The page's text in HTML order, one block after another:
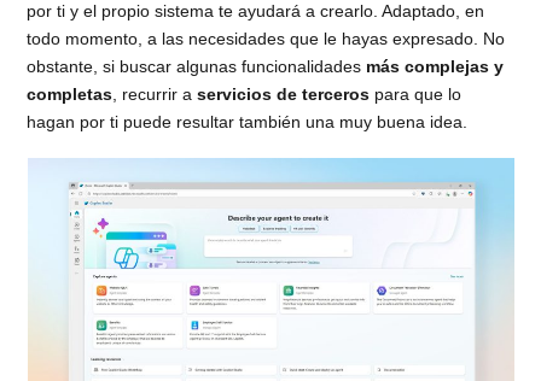
por ti y el propio sistema te ayudará a crearlo. Adaptado, en
todo momento, a las necesidades que le hayas expresado. No
obstante, si buscar algunas funcionalidades más complejas y
completas , recurrir aservicios de terceros para que lo
hagan por ti puede resultar también una muy buena idea.